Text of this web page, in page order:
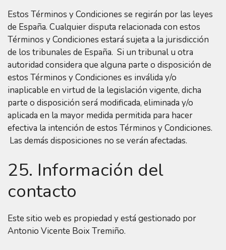
Estos Términos y Condiciones se regirán por las leyes
de España. Cualquier disputa relacionada con estos
Términos y Condiciones estará sujeta a la jurisdicción
de los tribunales de España. Si un tribunal u otra
autoridad considera que alguna parte o disposición de
estos Términos y Condiciones es inválida y/o
inaplicable en virtud de la legislación vigente, dicha
parte o disposición será modificada, eliminada y/o
aplicada en la mayor medida permitida para hacer
efectiva la intención de estos Términos y Condiciones.
Las demás disposiciones no se verán afectadas.
25. Información del
contacto
Este sitio web es propiedad y está gestionado por
Antonio Vicente Boix Tremiño.